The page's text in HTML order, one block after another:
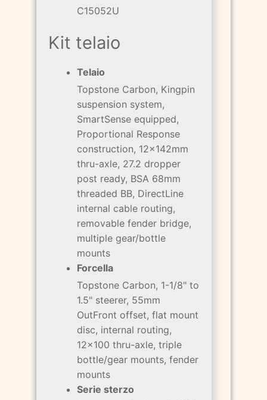
C15052U
Kit telaio
Telaio
Topstone Carbon, Kingpin
suspension system,
SmartSense equipped,
Proportional Response
construction, 12x142mm
thru-axle, 27.2 dropper
post ready, BSA 68mm
threaded BB, DirectLine
internal cable routing,
removable fender bridge,
multiple gear/bottle
mounts
Forcella
Topstone Carbon, 1-1/8" to
1.5" steerer, 55mm
OutFront offset, flat mount
disc, internal routing,
12x100 thru-axle, triple
bottle/gear mounts, fender
mounts
Serie sterzo